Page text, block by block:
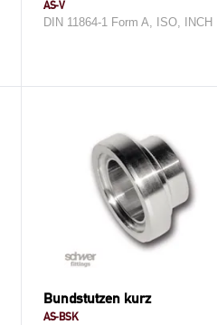
AS-V
DIN 11864-1 Form A, ISO, INCH
Bundstutzen kurz
AS-BSK